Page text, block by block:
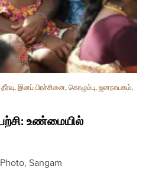
, இனப் பிரச்சினை, கொழும்பு, ஜனநாயகம்,
உண்மையில்
Sangam